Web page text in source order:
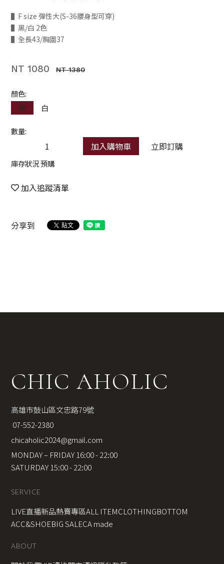
▌F size 彈性大(S-36腰身型可穿)
▌黑/白 2色
▌全長43/胸圍37
NT 1080 NT 1380
顏色:
黑
白
數量:
加入購物車 立即訂購
庫存狀況 預購
加入追蹤清單
分享到
CHIC AHOLIC
高雄市鼓山區文忠路79號
07-552-2380
chicaholic2024@gmail.com
MONDAY – FRIDAY 16:00 - 22:00
SATURDAY 15:00 - 22:00
SERVICE
LIVE直播新品熱賣專區ALL ITEMCLOTHINGBOTTOM
ACC&SHOEBIG SALECA made
ABOUT